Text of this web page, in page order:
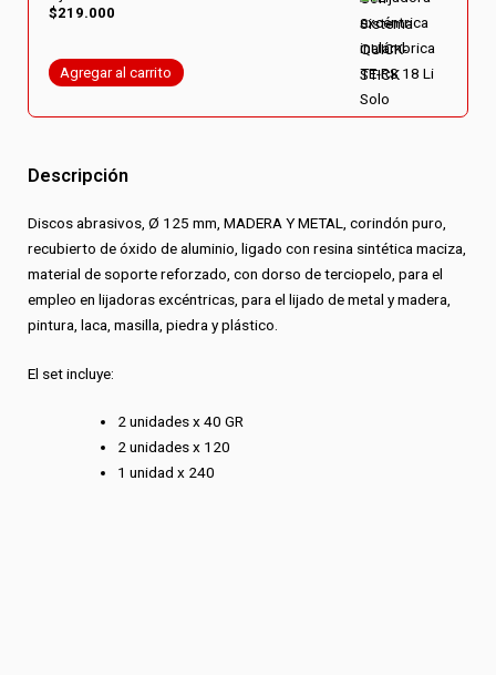
$219.000
Agregar al carrito
Descripción
Discos abrasivos, Ø 125 mm, MADERA Y METAL, corindón puro,
recubierto de óxido de aluminio, ligado con resina sintética maciza,
material de soporte reforzado, con dorso de terciopelo, para el
empleo en lijadoras excéntricas, para el lijado de metal y madera,
pintura, laca, masilla, piedra y plástico.
El set incluye:
2 unidades x 40 GR
2 unidades x 120
1 unidad x 240